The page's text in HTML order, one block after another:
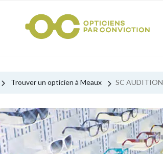
Trouver un opticien à Meaux SC AUDITION